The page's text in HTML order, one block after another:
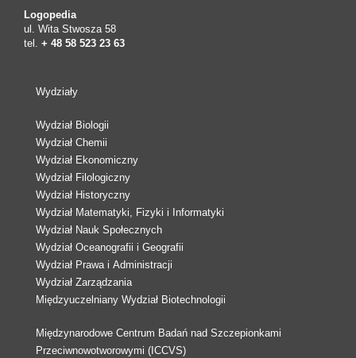
Logopedia
ul. Wita Stwosza 58
tel. + 48 58 523 23 63
Wydziały
Wydział Biologii
Wydział Chemii
Wydział Ekonomiczny
Wydział Filologiczny
Wydział Historyczny
Wydział Matematyki, Fizyki i Informatyki
Wydział Nauk Społecznych
Wydział Oceanografii i Geografii
Wydział Prawa i Administracji
Wydział Zarządzania
Międzyuczelniany Wydział Biotechnologii
Międzynarodowe Centrum Badań nad Szczepionkami
Przeciwnowotworowymi (ICCVS)